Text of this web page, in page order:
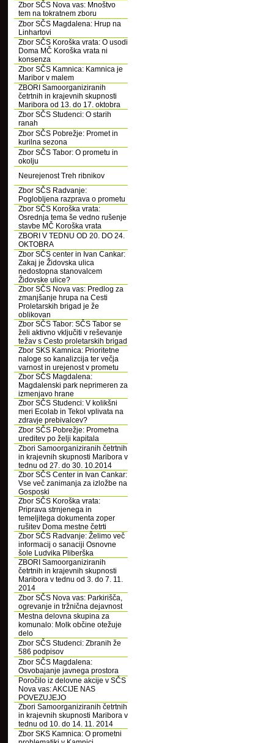
Zbor SČS Nova vas: Mnoštvo
tem na tokratnem zboru
Zbor SČS Magdalena: Hrup na
Linhartovi
Zbor SČS Koroška vrata: O usodi
Doma MČ Koroška vrata ni
konsenza
Zbor SČS Kamnica: Kamnica je
Maribor v malem
ZBORI Samoorganiziranih
četrtnih in krajevnih skupnosti
Maribora od 13. do 17. oktobra
Zbor SČS Studenci: O starih
ranah
Zbor SČS Pobrežje: Promet in
kurilna sezona
Zbor SČS Tabor: O prometu in
okolju
Neurejenost Treh ribnikov
Zbor SČS Radvanje:
Poglobljena razprava o prometu
Zbor SČS Koroška vrata:
Osrednja tema še vedno rušenje
stavbe MČ Koroška vrata
ZBORI V TEDNU OD 20. DO 24.
OKTOBRA
Zbor SČS center in Ivan Cankar:
Zakaj je Židovska ulica
nedostopna stanovalcem
Židovske ulice?
Zbor SČS Nova vas: Predlog za
zmanjšanje hrupa na Cesti
Proletarskih brigad je že
oblikovan
Zbor SČS Tabor: SČS Tabor se
želi aktivno vključiti v reševanje
težav s Cesto proletarskih brigad
Zbor SKS Kamnica: Prioritetne
naloge so kanalizcija ter večja
varnost in urejenost v prometu
Zbor SČS Magdalena:
Magdalenski park neprimeren za
izmenjavo hrane
Zbor SČS Studenci: V kolikšni
meri Ecolab in Tekol vplivata na
zdravje prebivalcev?
Zbor SČS Pobrežje: Prometna
ureditev po želji kapitala
Zbori Samoorganiziranih četrtnih
in krajevnih skupnosti Maribora v
tednu od 27. do 30. 10.2014
Zbor SČS Center in Ivan Cankar:
Vse več zanimanja za izložbe na
Gosposki
Zbor SČS Koroška vrata:
Priprava strnjenega in
temeljitega dokumenta zoper
rušitev Doma mestne četrti
Zbor SČS Radvanje: Želimo več
informacij o sanaciji Osnovne
šole Ludvika Pliberška
ZBORI Samoorganiziranih
četrtnih in krajevnih skupnosti
Maribora v tednu od 3. do 7. 11.
2014
Zbor SČS Nova vas: Parkirišča,
ogrevanje in tržnična dejavnost
Mestna delovna skupina za
komunalo: Molk občine otežuje
delo
Zbor SČS Studenci: Zbranih že
586 podpisov
Zbor SČS Magdalena:
Osvobajanje javnega prostora
Poročilo iz delovne akcije v SČS
Nova vas: AKCIJE NAS
POVEZUJEJO
Zbori Samoorganiziranih četrtnih
in krajevnih skupnosti Maribora v
tednu od 10. do 14. 11. 2014
Zbor SKS Kamnica: O prometni